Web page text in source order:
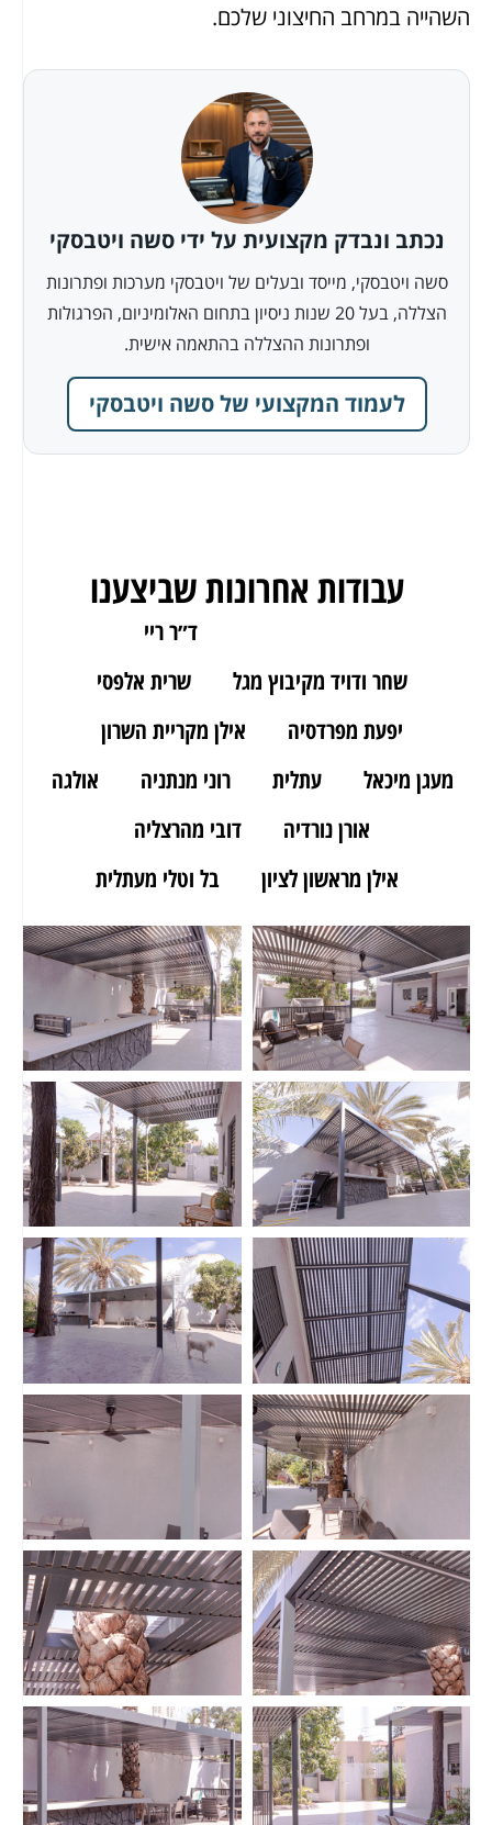
השהייה במרחב החיצוני שלכם.
נכתב ונבדק מקצועית על ידי סשה ויטבסקי
סשה ויטבסקי, מייסד ובעלים של ויטבסקי מערכות ופתרונות
הצללה, בעל 20 שנות ניסיון בתחום האלומיניום, הפרגולות
ופתרונות ההצללה בהתאמה אישית.
לעמוד המקצועי של סשה ויטבסקי
עבודות אחרונות שביצענו
ד״ר ריי
שחר ודויד מקיבוץ מגל
שרית אלפסי
יפעת מפרדסיה
אילן מקריית השרון
מעגן מיכאל
עתלית רוני מנתניה
אולגה
אורן נורדיה
דובי מהרצליה
אילן מראשון לציון
בל וטלי מעתלית